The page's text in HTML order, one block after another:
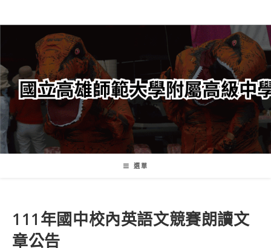
轉
要
內
容
選單
111年國中校內英語文競賽朗讀文
章公告